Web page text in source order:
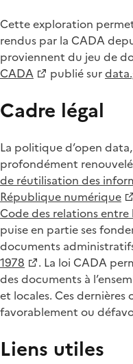
Cette exploration
rendus par la CADA
proviennent du jeu de
CADA
publié sur
Cadre légal
La politique d’open
profondément
de réutilisation des
République numérique
Code des relations
puise en partie ses
documents
1978
. La loi CADA
des documents à
et locales. Ces dernières
favorablement ou
Liens utiles